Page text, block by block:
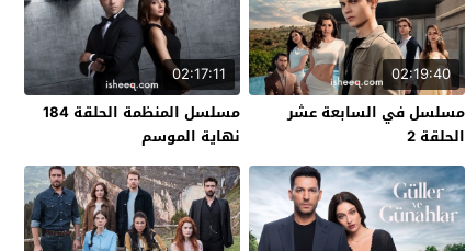
02:19:40
مسلسل في السابعة عشر
الحلقة 2
02:17:11
مسلسل المنظمة الحلقة 184
نهاية الموسم